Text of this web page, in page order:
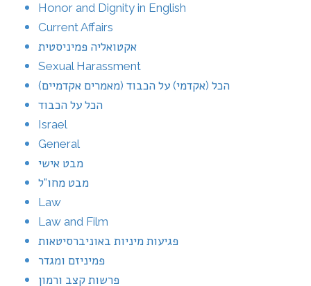
Honor and Dignity in English
Current Affairs
אקטואליה פמיניסטית
Sexual Harassment
הכל (אקדמי) על הכבוד (מאמרים אקדמיים)
הכל על הכבוד
Israel
General
מבט אישי
מבט מחו"ל
Law
Law and Film
פגיעות מיניות באוניברסיטאות
פמיניזם ומגדר
פרשות קצב ורמון